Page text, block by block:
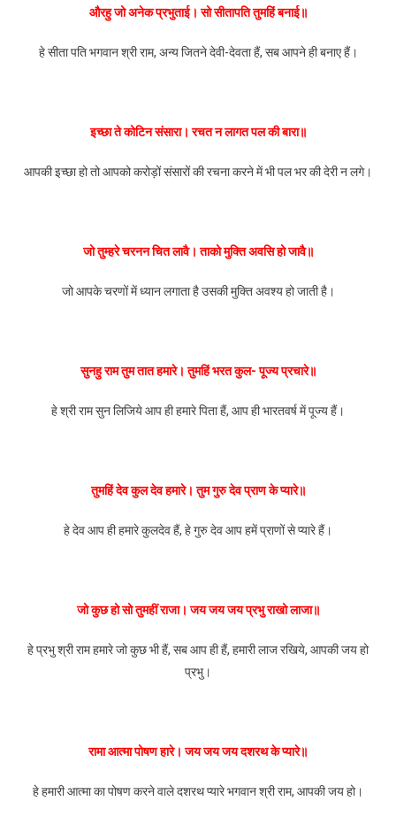
औरहु जो अनेक प्रभुताई। सो सीतापति तुमहिं बनाई॥
हे सीता पति भगवान श्री राम, अन्य जितने देवी-देवता हैं, सब आपने ही बनाए हैं।
इच्छा ते कोटिन संसारा। रचत न लागत पल की बारा॥
आपकी इच्छा हो तो आपको करोड़ों संसारों की रचना करने में भी पल भर की देरी न लगे।
जो तुम्हरे चरनन चित लावै। ताको मुक्ति अवसि हो जावै॥
जो आपके चरणों में ध्यान लगाता है उसकी मुक्ति अवश्य हो जाती है।
सुनहु राम तुम तात हमारे। तुमहिं भरत कुल- पूज्य प्रचारे॥
हे श्री राम सुन लिजिये आप ही हमारे पिता हैं, आप ही भारतवर्ष में पूज्य हैं।
तुमहिं देव कुल देव हमारे। तुम गुरु देव प्राण के प्यारे॥
हे देव आप ही हमारे कुलदेव हैं, हे गुरु देव आप हमें प्राणों से प्यारे हैं।
जो कुछ हो सो तुमहीं राजा। जय जय जय प्रभु राखो लाजा॥
हे प्रभु श्री राम हमारे जो कुछ भी हैं, सब आप ही हैं, हमारी लाज रखिये, आपकी जय हो
प्रभु।
रामा आत्मा पोषण हारे। जय जय जय दशरथ के प्यारे॥
हे हमारी आत्मा का पोषण करने वाले दशरथ प्यारे भगवान श्री राम, आपकी जय हो।